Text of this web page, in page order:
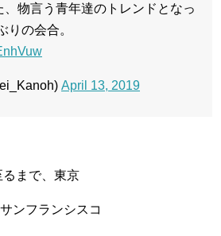
、物言う青年達のトレンドとなっ
りの会合。
April 13, 2019
まで、東京
ンフランシスコ